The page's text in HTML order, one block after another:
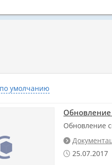
по умолчанию
Обновление
Обновление

 25.07.2017